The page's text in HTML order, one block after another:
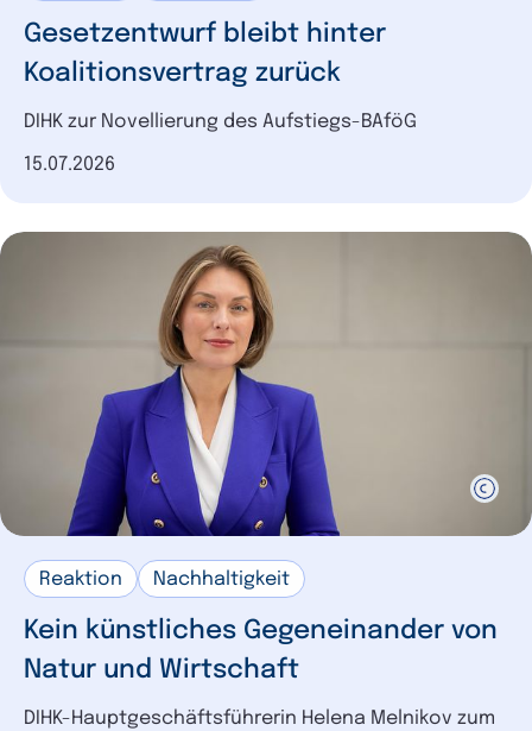
Gesetzentwurf bleibt hinter
Koalitionsvertrag zurück
DIHK zur Novellierung des Aufstiegs-BAföG
Datum der Veröffentlichung
15.07.2026
Reaktion Nachhaltigkeit
Kein künstliches Gegeneinander von
Natur und Wirtschaft
DIHK-Hauptgeschäftsführerin Helena Melnikov zum